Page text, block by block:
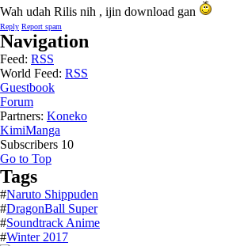
Wah udah Rilis nih , ijin download gan
Reply Report spam
Navigation
Feed: RSS
World Feed: RSS
Guestbook
Forum
Partners: Koneko
KimiManga
Subscribers 10
Go to Top
Tags
#Naruto Shippuden
#DragonBall Super
#Soundtrack Anime
#Winter 2017